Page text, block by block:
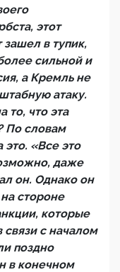
этот
в тупик,
сильной и
а Кремль не
атаку.
то, что эта
По словам
это. «Все это
даже
он. Однако он
стороне
которые
с началом
поздно
в конечном